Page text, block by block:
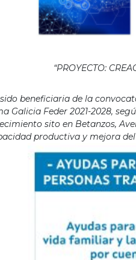
“PROYECTO:
sido beneficiaria de la
Feder 2021-2028,
sito en Betanzos,
productiva y mejora